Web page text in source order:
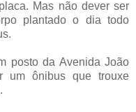
Mas não dever ser
plantado o dia todo
posto da Avenida João
um ônibus que trouxe